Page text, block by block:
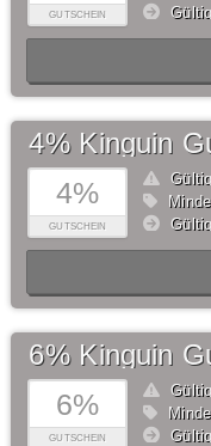
GUTSCHEIN
4%
GUTSCHEIN
4% Kinguin
6%
GUTSCHEIN
6% Kinguin